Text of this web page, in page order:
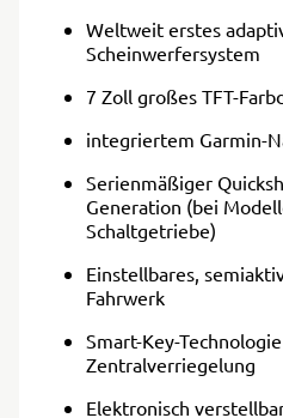
Weltweit erstes
Scheinwerfersystem
7 Zoll großes TFT-
integriertem Garmin-
Serienmäßiger
Generation (bei
Schaltgetriebe)
Einstellbares,
Fahrwerk
Smart-Key-
Zentralverriegelung
Elektronisch